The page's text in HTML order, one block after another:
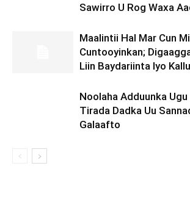
Sawirro U Rog Waxa
Maalintii Hal Mar Cun
Cuntooyinkan;
Liin Baydariinta Iyo
Noolaha Adduunka Ugu
Tirada Dadka Uu
Galaafto